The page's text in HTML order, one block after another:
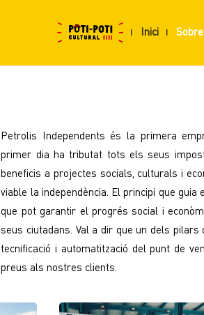
Inici
Petrolis Independents és la primera
primer dia ha tributat tots els seus
beneficis a projectes socials, culturals i
viable la independència. El principi que guia
que pot garantir el progrés social i
seus ciutadans. Val a dir que un dels
tecnificació i automatització del punt de
preus als nostres clients.